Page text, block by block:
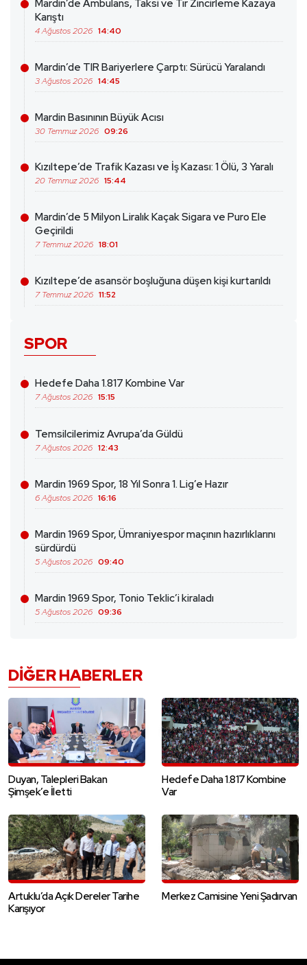
Mardin’de Ambulans, Taksi ve Tır Zincirleme Kazaya
Karıştı
4 Ağustos 2026 14:40
Mardin’de TIR Bariyerlere Çarptı: Sürücü Yaralandı
3 Ağustos 2026 14:45
Mardin Basınının Büyük Acısı
30 Temmuz 2026 09:26
Kızıltepe’de Trafik Kazası ve İş Kazası: 1 Ölü, 3 Yaralı
20 Temmuz 2026 15:44
Mardin’de 5 Milyon Liralık Kaçak Sigara ve Puro Ele
Geçirildi
7 Temmuz 2026 18:01
Kızıltepe’de asansör boşluğuna düşen kişi kurtarıldı
7 Temmuz 2026 11:52
SPOR
Hedefe Daha 1.817 Kombine Var
7 Ağustos 2026 15:15
Temsilcilerimiz Avrupa’da Güldü
7 Ağustos 2026 12:43
Mardin 1969 Spor, 18 Yıl Sonra 1. Lig’e Hazır
6 Ağustos 2026 16:16
Mardin 1969 Spor, Ümraniyespor maçının hazırlıklarını
sürdürdü
5 Ağustos 2026 09:40
Mardin 1969 Spor, Tonio Teklic’i kiraladı
5 Ağustos 2026 09:36
DIĞER HABERLER
Duyan, Talepleri Bakan
Şimşek’e İletti
Hedefe Daha 1.817 Kombine
Var
Artuklu’da Açık Dereler Tarihe
Karışıyor
Merkez Camisine Yeni Şadırvan